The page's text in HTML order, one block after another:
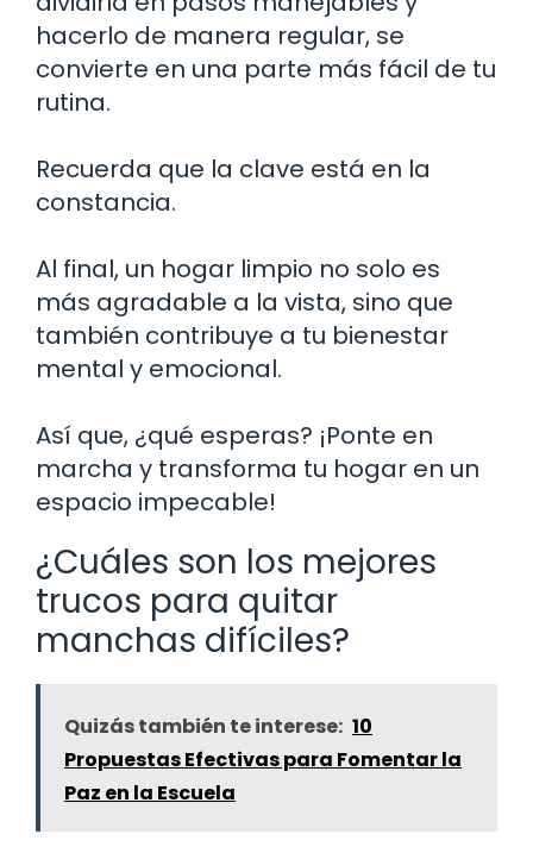
hacerlo de manera regular, se
convierte en una parte más fácil de tu
rutina.
Recuerda que la clave está en la
constancia.
Al final, un hogar limpio no solo es
más agradable a la vista, sino que
también contribuye a tu bienestar
mental y emocional.
Así que, ¿qué esperas? ¡Ponte en
marcha y transforma tu hogar en un
espacio impecable!
¿Cuáles son los mejores
trucos para quitar
manchas difíciles?
Quizás también te interese: 10
Propuestas Efectivas para Fomentar la
Paz en la Escuela